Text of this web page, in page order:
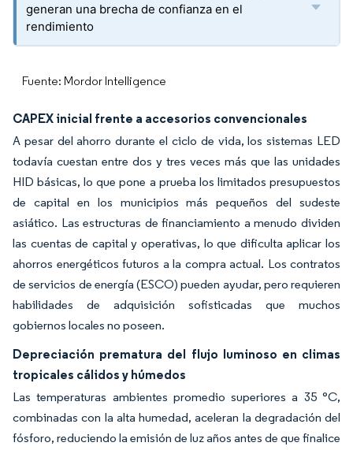
generan una brecha de confianza en el
rendimiento
Fuente: Mordor Intelligence
CAPEX inicial frente a accesorios convencionales
A pesar del ahorro durante el ciclo de vida, los sistemas LED
todavía cuestan entre dos y tres veces más que las unidades
HID básicas, lo que pone a prueba los limitados presupuestos
de capital en los municipios más pequeños del sudeste
asiático. Las estructuras de financiamiento a menudo dividen
las cuentas de capital y operativas, lo que dificulta aplicar los
ahorros energéticos futuros a la compra actual. Los contratos
de servicios de energía (ESCO) pueden ayudar, pero requieren
habilidades de adquisición sofisticadas que muchos
gobiernos locales no poseen.
Depreciación prematura del flujo luminoso en climas
tropicales cálidos y húmedos
Las temperaturas ambientes promedio superiores a 35 °C,
combinadas con la alta humedad, aceleran la degradación del
fósforo, reduciendo la emisión de luz años antes de que finalice